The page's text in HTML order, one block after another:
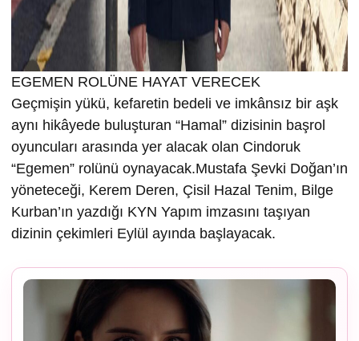
EGEMEN ROLÜNE HAYAT VERECEK
Geçmişin yükü, kefaretin bedeli ve imkânsız bir aşk
aynı hikâyede buluşturan “Hamal” dizisinin başrol
oyuncuları arasında yer alacak olan Cindoruk
“Egemen” rolünü oynayacak.Mustafa Şevki Doğan’ın
yöneteceği, Kerem Deren, Çisil Hazal Tenim, Bilge
Kurban’ın yazdığı KYN Yapım imzasını taşıyan
dizinin çekimleri Eylül ayında başlayacak.